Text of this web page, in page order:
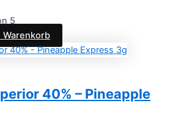
5
Warenkorb
40% – Pineapple